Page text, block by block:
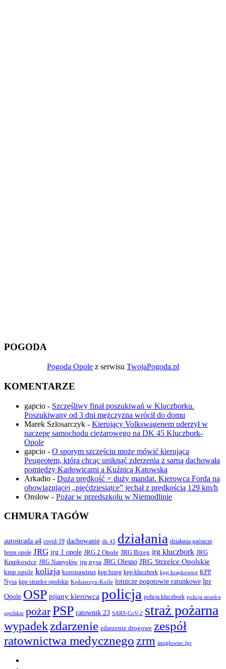
POGODA
Pogoda Opole z serwisu TwojaPogoda.pl
KOMENTARZE
gapcio - Szczęśliwy finał poszukiwań w Kluczborku.
Poszukiwany od 3 dni mężczyzna wrócił do domu
Marek Szlosarczyk - Kierujący Volkswagenem uderzył w
naczepę samochodu ciężarowego na DK 45 Kluczbork-
Opole
gapcio - O sporym szczęściu może mówić kierująca
Peugeotem, która chcąc uniknąć zderzenia z sarną dachowała
pomiędzy Karłowicami a Kuźnicą Katowską
Arkadio - Duża prędkość = duży mandat. Kierowca Forda na
obowiązującej „pięćdziesiątce” jechał z prędkością 129 km/h
Onslow - Pożar w przedszkolu w Niemodlinie
CHMURA TAGÓW
autostrada a4 covid-19 dachowanie dk 45 działania działania gaśnicze
hems opole JRG jrg 1 opole JRG 2 Opole JRG Brzeg jrg kluczbork JRG
Krapkowice JRG Namysłów jrg nysa JRG Olesno JRG Strzelce Opolskie
kmp opole kolizja koronawirus kpp brzeg kpp kluczbork kpp krapkowice KPP
Nysa kpp strzelce opolskie Kędzierzyn-Koźle lotnicze pogotowie ratunkowe lpr
Opole OSP pijany kierowca policja policja kluczbork policja strzelce
opolskie pożarPSP ratownik 23 SARS-CoV-2 straż pożarna
wypadekzdarzenie zdarzenie drogowe zespół
ratownictwa medycznego zrm śmigłowiec lpr